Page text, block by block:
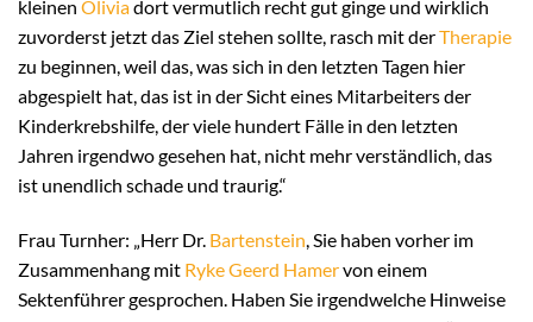
kleinen Oliviadort vermutlich recht gut ginge und wirklich
zuvorderst jetzt das Ziel stehen sollte, rasch mit derTherapie
zu beginnen, weil das, was sich in den letzten Tagen hier
abgespielt hat, das ist in der Sicht eines Mitarbeiters der
Kinderkrebshilfe, der viele hundert Fälle in den letzten
Jahren irgendwo gesehen hat, nicht mehr verständlich, das
ist unendlich schade und traurig.“
Frau Turnher: „Herr Dr. Bartenstein , Sie haben vorher im
Zusammenhang mit Ryke Geerd Hamervon einem
Sektenführer gesprochen. Haben Sie irgendwelche Hinweise